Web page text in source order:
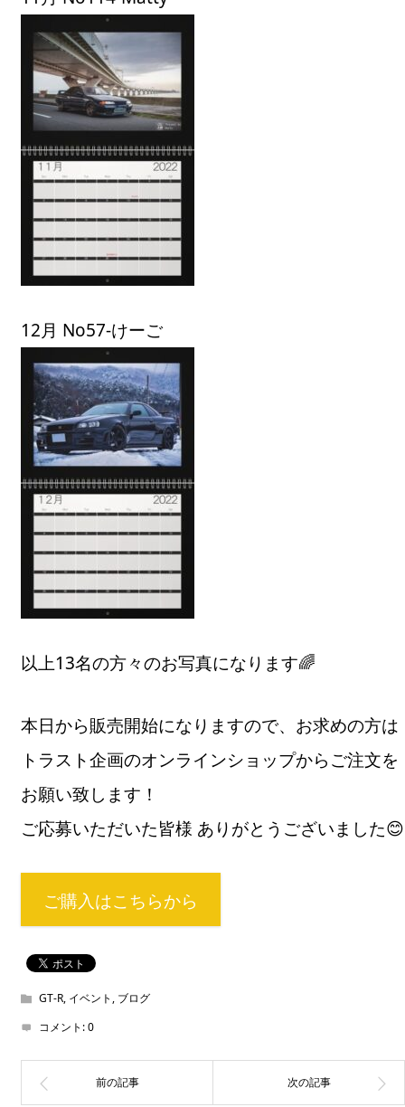
12月 No57-けーご
以上13名の方々のお写真になります🌈
本日から販売開始になりますので、お求めの方は
トラスト企画のオンラインショップからご注文を
お願い致します！
ご応募いただいた皆様 ありがとうございました😊
ご購入はこちらから
GT-R, イベント , ブログ
コメント:0